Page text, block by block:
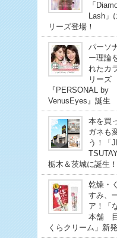
「
Lash」
リーズ登場！
パーソ
ー理論
れたカ
リーズ
『PERSONAL by
VenusEyes』誕生
本を買
ガネも
う！「
栃木＆茨城に誕生！
乾燥・
すみ、
ア！「
本舗
くらクリーム」新